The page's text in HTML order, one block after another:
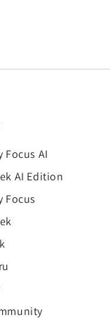
Focus AI
AI Edition
Focus